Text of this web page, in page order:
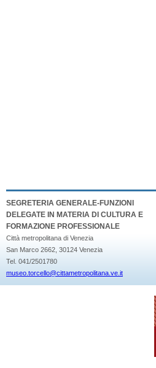
SEGRETERIA GENERALE-FUNZIONI
DELEGATE IN MATERIA DI CULTURA E
FORMAZIONE PROFESSIONALE
Città metropolitana di Venezia
San Marco 2662, 30124 Venezia
Tel. 041/2501780
museo.torcello@cittametropolitana.ve.it